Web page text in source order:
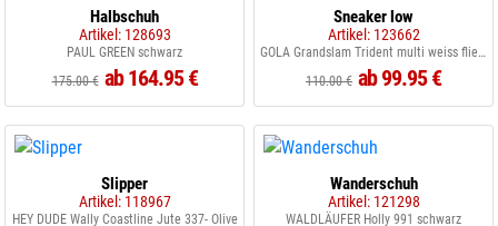
Halbschuh
Artikel: 128693
PAUL GREEN schwarz
175.00 € ab 164.95 €
Sneaker low
Artikel: 123662
GOLA Grandslam Trident multi weiss flieder blau
110.00 € ab 99.95 €
Slipper
Artikel: 118967
HEY DUDE Wally Coastline Jute 337- Olive
Wanderschuh
Artikel: 121298
WALDLÄUFER Holly 991 schwarz